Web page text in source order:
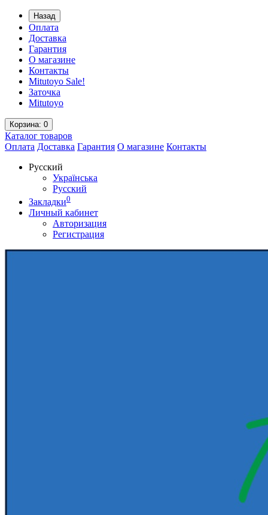
Назад
Оплата
Доставка
Гарантия
О магазине
Контакты
Mitutoyo Sale!
Заточка
Mitutoyo
Корзина: 0
Каталог товаров
Оплата Доставка Гарантия О магазине Контакты
Русский
Українська
Русский
Закладки0
Личный кабинет
Авторизация
Регистрация